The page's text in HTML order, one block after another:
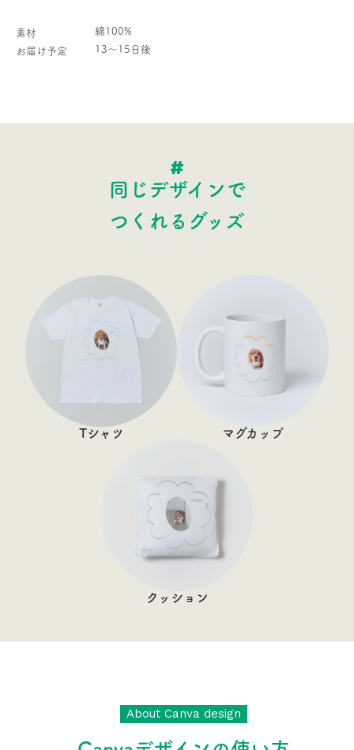
素材
綿100%
お届け予定
13〜15日後
同じデザインで
つくれるグッズ
Tシャツ マグカップ
クッション
About Canva design